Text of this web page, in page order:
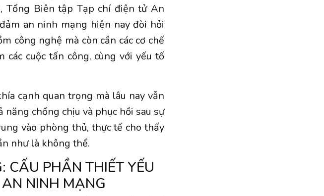
Tổng Biên tập Tạp chí điện tử An
an ninh mạng hiện nay đòi hỏi
công nghệ mà còn cần các cơ chế
cuộc tấn công, cùng với yếu tố
cạnh quan trọng mà lâu nay vẫn
chống chịu và phục hồi sau sự
vào phòng thủ, thực tế cho thấy
như là không thể.
CẤU PHẦN THIẾT YẾU
NINH MẠNG